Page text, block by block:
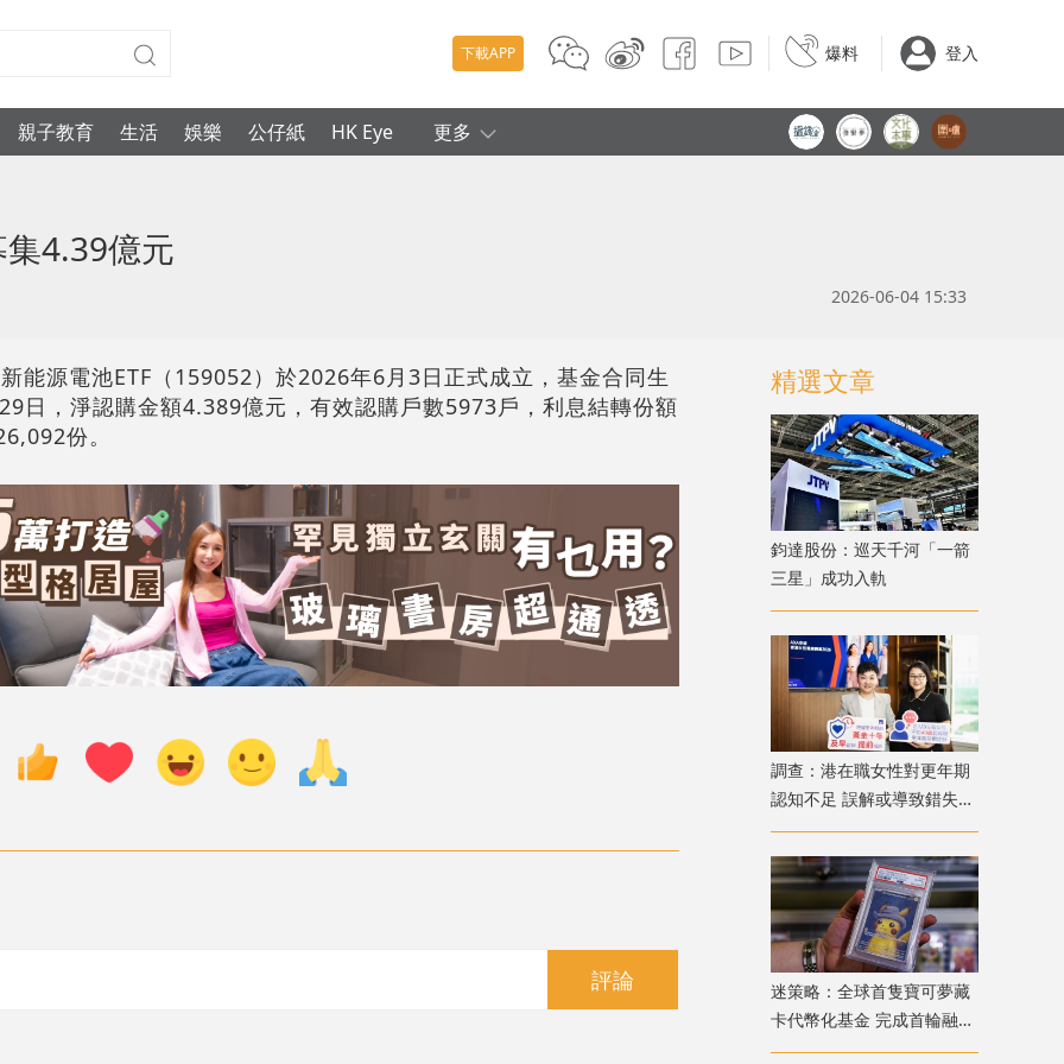
下載APP 爆料 登入
親子教育 生活 娛樂 公仔紙 HK Eye 更多
4.39億元
2026-06-04 15:33
能源電池ETF（159052）於2026年6月3日正式成立，基金合同生
日，淨認購金額4.389億元，有效認購戶數5973戶，利息結轉份額
份。
評論
精選文章
鈞達股份：巡天千河「一箭
三星」成功入軌
調查：港在職女性對更年期
認知不足 誤解或導致錯失
「黃金預防期」
迷策略：全球首隻寶可夢藏
卡代幣化基金 完成首輪融資
兼獲超購